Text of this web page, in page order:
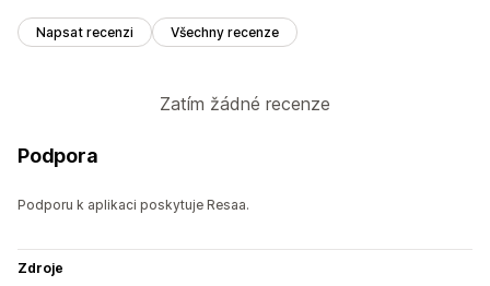
Napsat recenzi Všechny recenze
Zatím žádné recenze
Podpora
Podporu k aplikaci poskytuje Resaa.
Zdroje